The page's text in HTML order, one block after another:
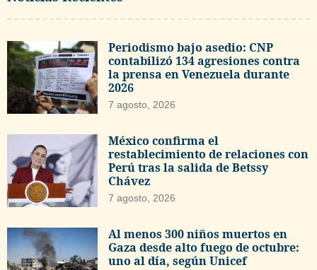
Periodismo bajo asedio: CNP
contabilizó 134 agresiones contra
la prensa en Venezuela durante
2026
7 agosto, 2026
México confirma el
restablecimiento de relaciones con
Perú tras la salida de Betssy
Chávez
7 agosto, 2026
Al menos 300 niños muertos en
Gaza desde alto fuego de octubre:
uno al día, según Unicef